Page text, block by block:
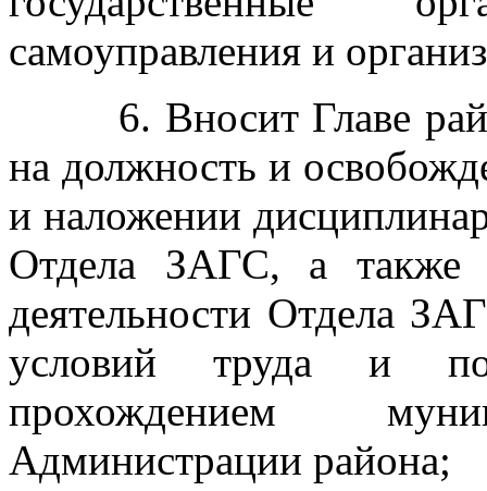
самоуправления и
6. Вносит Главе
на должность и
и наложении
Отдела ЗАГС, а также
деятельности Отдела
условий труда и
прохождением
Администрации района;